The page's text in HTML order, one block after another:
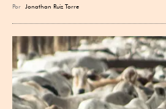
Por Jonathan Ruiz Torre